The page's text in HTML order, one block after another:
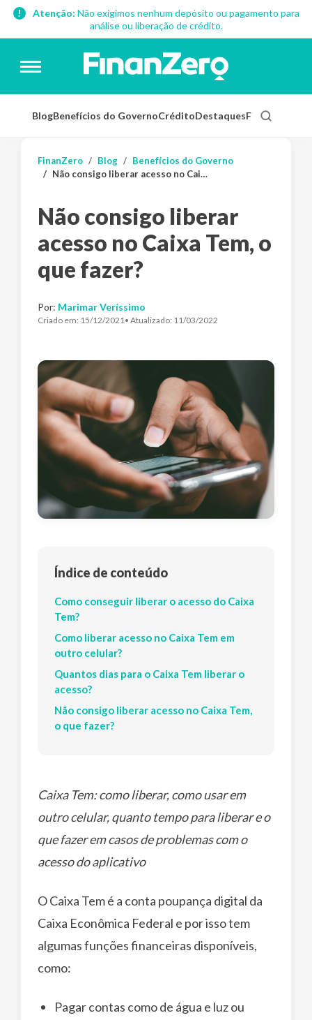
Atenção: Não exigimos nenhum depósito ou pagamento para
análise ou liberação de crédito.
BlogBenefícios do GovernoCréditoDestaquesFinanças
FinanZero Blog
Benefícios do Governo
Não consigo liberar acesso no Caixa Tem, o que fazer?
Não consigo liberar
acesso no Caixa Tem, o
que fazer?
Por: Marimar Veríssimo
Criado em: 15/12/2021• Atualizado: 11/03/2022
Índice de conteúdo
Como conseguir liberar o acesso do Caixa
Tem?
Como liberar acesso no Caixa Tem em
outro celular?
Quantos dias para o Caixa Tem liberar o
acesso?
Não consigo liberar acesso no Caixa Tem,
o que fazer?
Caixa Tem: como liberar, como usar em
outro celular, quanto tempo para liberar e o
que fazer em casos de problemas com o
acesso do aplicativo
O Caixa Tem é a conta poupança digital da
Caixa Econômica Federal e por isso tem
algumas funções financeiras disponíveis,
como:
Pagar contas como de água e luz ou